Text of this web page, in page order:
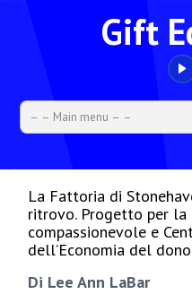
Gift
La Fattoria di
ritrovo. Progetto per la
compassionevole e
dell’Economia del
Di Lee Ann LaBar